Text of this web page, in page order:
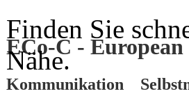
ECo-C -
Kommunikation
Finden Sie
Nähe.